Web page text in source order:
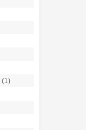
(1)